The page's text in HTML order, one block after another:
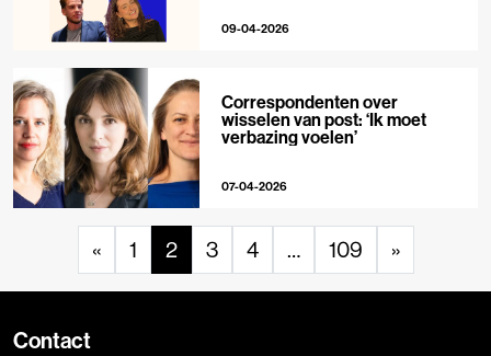
09-04-2026
Correspondenten over
wisselen van post: ‘Ik moet
verbazing voelen’
07-04-2026
« 1 2 3 4 … 109 »
Contact